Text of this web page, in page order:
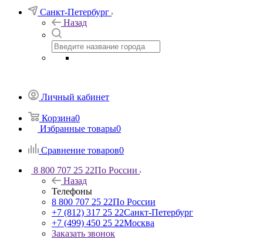
Санкт-Петербург
Назад
Личный кабинет
Корзина0
Избранные товары0
Сравнение товаров0
8 800 707 25 22По России
Назад
Телефоны
8 800 707 25 22По России
+7 (812) 317 25 22Санкт-Петербург
+7 (499) 450 25 22Москва
Заказать звонок